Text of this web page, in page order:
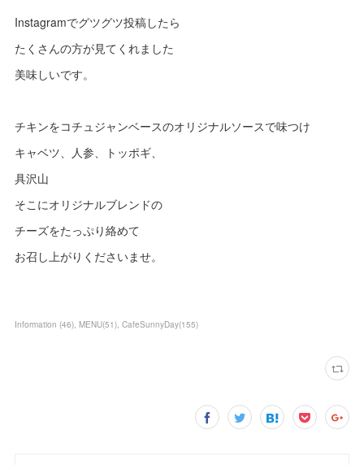
Instagramでグツグツ投稿したら
たくさんの方が見てくれました
美味しいです。
チキンをコチュジャンベースのオリジナルソースで味つけ
キャベツ、人参、トッポギ、
具沢山
そこにオリジナルブレンドの
チーズをたっぷり絡めて
お召し上がりくださいませ。
Information (46) MENU(51) CafeSunnyDay(155)